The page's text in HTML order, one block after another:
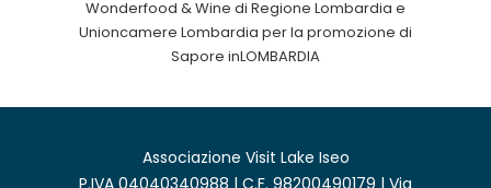
Wonderfood & Wine di Regione Lombardia e
Unioncamere Lombardia per la promozione di
Sapore inLOMBARDIA
Associazione Visit Lake Iseo